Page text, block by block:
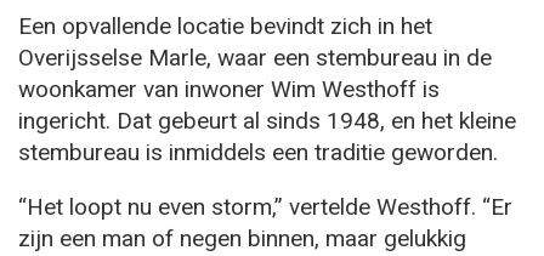
Een opvallende locatie bevindt zich in het
Overijsselse Marle, waar een stembureau in de
woonkamer van inwoner Wim Westhoff is
ingericht. Dat gebeurt al sinds 1948, en het kleine
stembureau is inmiddels een traditie geworden.
“Het loopt nu even storm,” vertelde Westhoff. “Er
zijn een man of negen binnen, maar gelukkig